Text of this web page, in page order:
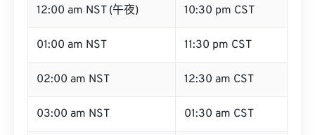
12:00 am NST (午夜) 10:30 pm CST
01:00 am NST 11:30 pm CST
02:00 am NST 12:30 am CST
03:00 am NST 01:30 am CST